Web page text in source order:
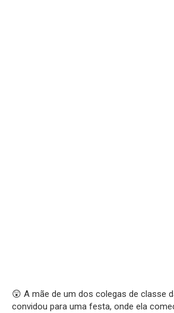
😲 A mãe de um dos colegas de classe
convidou para uma festa, onde ela